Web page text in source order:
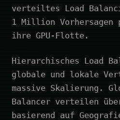
verteiltes Load
1 Million Vorhersagen
ihre GPU-Flotte.
Hierarchisches Load
globale und lokale
massive Skalierung.
Balancer verteilen
basierend auf